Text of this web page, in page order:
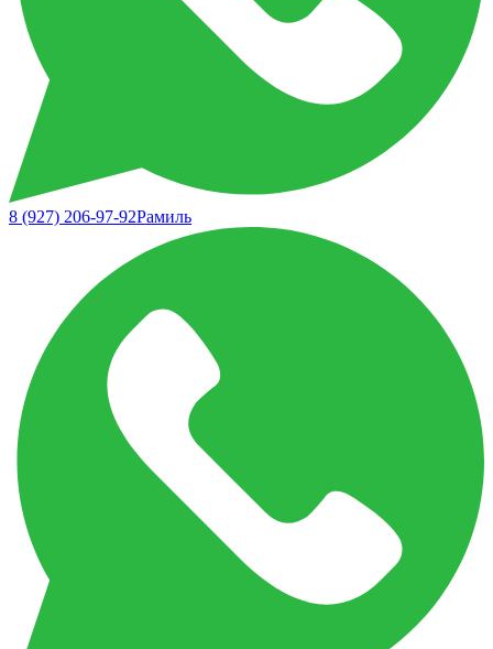
8 (927) 206-97-92Рамиль